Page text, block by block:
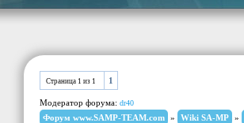
Страница 1 из 1 1
Модератор форума: dr40
Форум www.SAMP-TEAM.com » Wiki SA-MP »